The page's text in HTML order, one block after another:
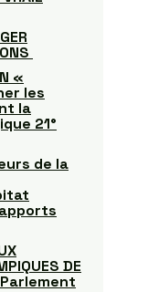
«
les
la
21°
de la
DE